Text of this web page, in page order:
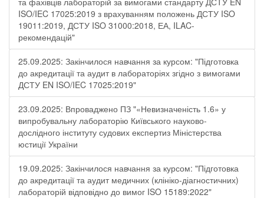
ISO/IEC 17025:2019 з врахуванням положень ДСТУ ISO
19011:2019, ДСТУ ISO 31000:2018, ЕА, ILAC-
рекомендацій"
25.09.2025: Закінчилося навчання за курсом: "Підготовка
до акредитації та аудит в лабораторіях згідно з вимогами
ДСТУ EN ISO/IEC 17025:2019"
23.09.2025: Впроваджено ПЗ "«Невизначеність 1.6» у
випробувальну лабораторію Київського науково-
дослідного інституту судових експертиз Міністерства
юстиції України
19.09.2025: Закінчилося навчання за курсом: "Підготовка
до акредитації та аудит медичних (клініко-діагностичних)
лабораторій відповідно до вимог ISO 15189:2022"